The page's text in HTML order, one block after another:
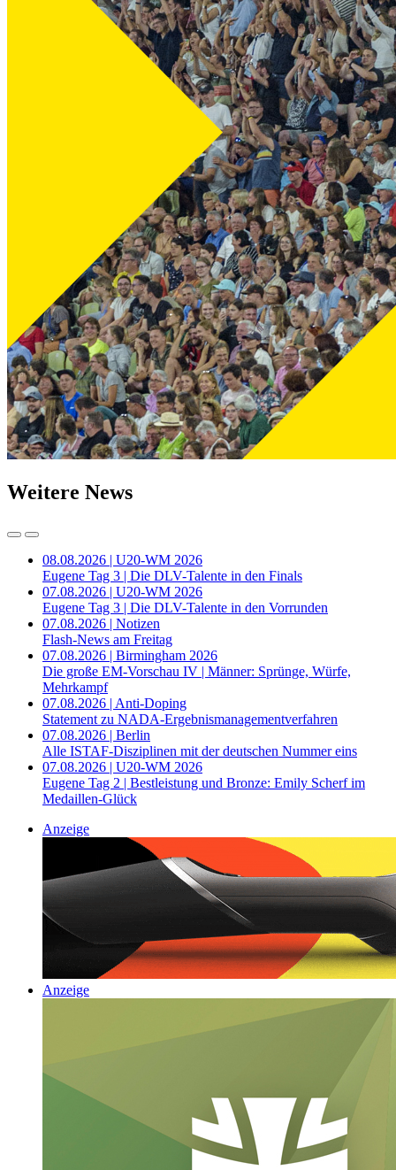
Weitere News
08.08.2026 | U20-WM 2026
Eugene Tag 3 | Die DLV-Talente in den Finals
07.08.2026 | U20-WM 2026
Eugene Tag 3 | Die DLV-Talente in den Vorrunden
07.08.2026 | Notizen
Flash-News am Freitag
07.08.2026 | Birmingham 2026
Die große EM-Vorschau IV | Männer: Sprünge, Würfe,
Mehrkampf
07.08.2026 | Anti-Doping
Statement zu NADA-Ergebnismanagementverfahren
07.08.2026 | Berlin
Alle ISTAF-Disziplinen mit der deutschen Nummer eins
07.08.2026 | U20-WM 2026
Eugene Tag 2 | Bestleistung und Bronze: Emily Scherf im
Medaillen-Glück
Anzeige
Anzeige